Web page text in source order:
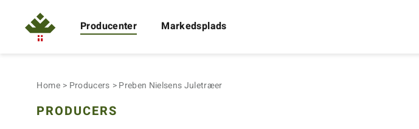
Producenter Markedsplads
Home Producers Preben Nielsens Juletræer
PRODUCERS